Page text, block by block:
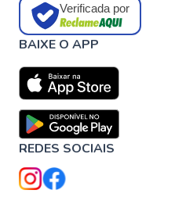
Verificada por
BAIXE O APP
REDES SOCIAIS